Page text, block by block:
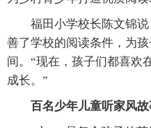
福田小学校长陈文锦说
善了学校的阅读条件，为
间。“现在，孩子们都喜欢
成长。”
百名少年儿童听家风故